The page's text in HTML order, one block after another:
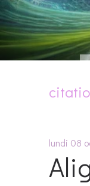
lundi 08